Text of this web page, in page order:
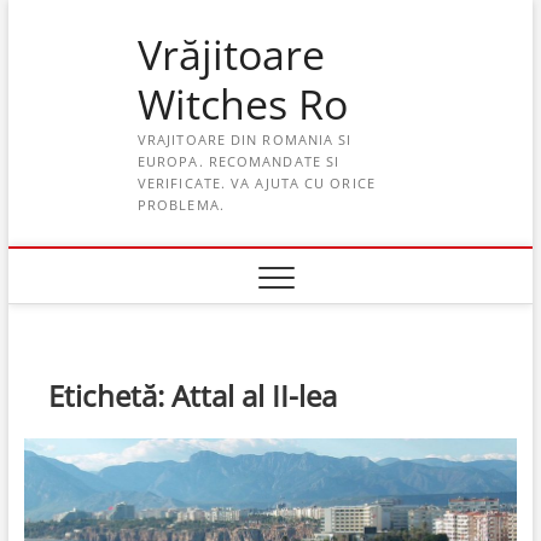
Vrăjitoare
Witches Ro
VRAJITOARE DIN ROMANIA SI
EUROPA. RECOMANDATE SI
VERIFICATE. VA AJUTA CU ORICE
PROBLEMA.
Etichetă:Attal al II-lea